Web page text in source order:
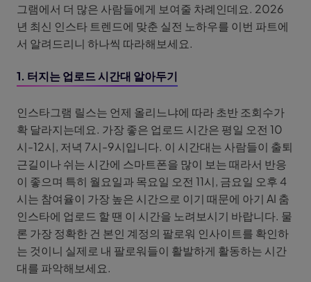
그램에서 더 많은 사람들에게 보여줄 차례인데요. 2026
년 최신 인스타 트렌드에 맞춘 실전 노하우를 이번 파트에
서 알려드리니 하나씩 따라해보세요.
1. 터지는 업로드 시간대 알아두기
인스타그램 릴스는 언제 올리느냐에 따라 초반 조회수가
확 달라지는데요. 가장 좋은 업로드 시간은 평일 오전 10
시-12시, 저녁 7시-9시입니다. 이 시간대는 사람들이 출퇴
근길이나 쉬는 시간에 스마트폰을 많이 보는 때라서 반응
이 좋으며 특히 월요일과 목요일 오전 11시, 금요일 오후 4
시는 참여율이 가장 높은 시간으로 이기 때문에 아기 AI 춤
인스타에 업로드 할 땐 이 시간을 노려보시기 바랍니다. 물
론 가장 정확한 건 본인 계정의 팔로워 인사이트를 확인하
는 것이니 실제로 내 팔로워들이 활발하게 활동하는 시간
대를 파악해보세요.